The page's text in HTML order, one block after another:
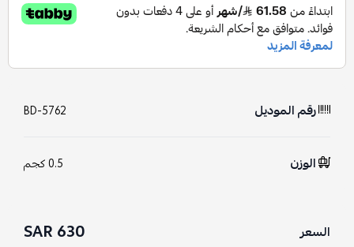
رقم الموديل BD-5762
الوزن 0.5 كجم
السعر 630 SAR